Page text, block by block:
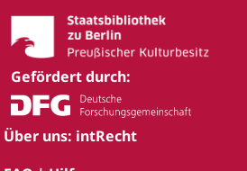
Gefördert durch:
Über uns: intRecht